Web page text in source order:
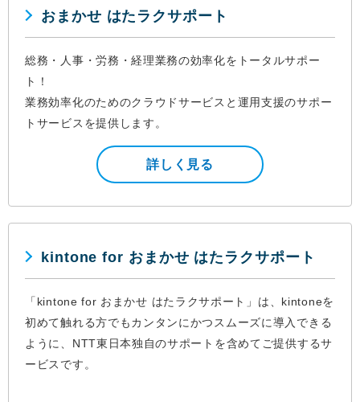
おまかせ はたラクサポート
総務・人事・労務・経理業務の効率化をトータルサポー
ト！
業務効率化のためのクラウドサービスと運用支援のサポー
トサービスを提供します。
詳しく見る
kintone for おまかせ はたラクサポート
「kintone for おまかせ はたラクサポート」は、kintoneを
初めて触れる方でもカンタンにかつスムーズに導入できる
ように、NTT東日本独自のサポートを含めてご提供するサ
ービスです。